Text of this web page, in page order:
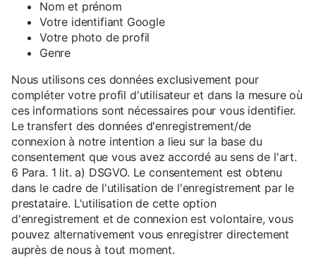
Nom et prénom
Votre identifiant Google
Votre photo de profil
Genre
Nous utilisons ces données exclusivement pour
compléter votre profil d'utilisateur et dans la mesure où
ces informations sont nécessaires pour vous identifier.
Le transfert des données d'enregistrement/de
connexion à notre intention a lieu sur la base du
consentement que vous avez accordé au sens de l'art.
6 Para. 1 lit. a) DSGVO. Le consentement est obtenu
dans le cadre de l'utilisation de l'enregistrement par le
prestataire. L'utilisation de cette option
d'enregistrement et de connexion est volontaire, vous
pouvez alternativement vous enregistrer directement
auprès de nous à tout moment.